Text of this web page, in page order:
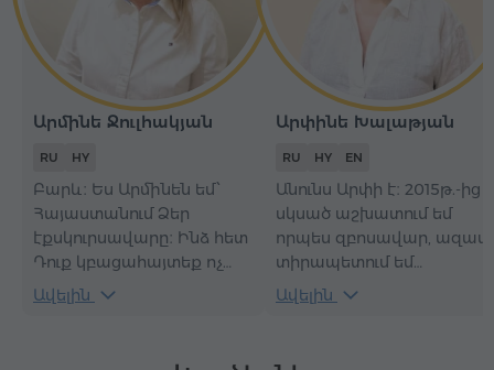
Արմինե Ջուլհակյան
RU HY
Բարև։ Ես Արմինեն եմ՝
Հայաստանում Ձեր
էքսկուրսավարը։ Ինձ հետ
Դուք կբացահայտեք ոչ
միայն հայտնի տեսարժան
վայրերը, այլև իմ երկրի
Ավելին
Արփինե Խալաթյան
RU HY EN
Անունս Արփի է։ 2015թ.-ից
սկսած աշխատում եմ
որպես զբոսավար, ազատ
տիրապետում եմ
անգլերեն և ռուսերեն
լեզուներին, ինչպես նաև
Ավելին